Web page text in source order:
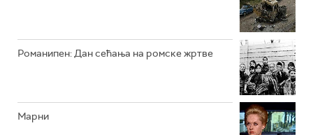
РТС КОЛО
Романипен: Дан сећања на ромске жртве
Марни